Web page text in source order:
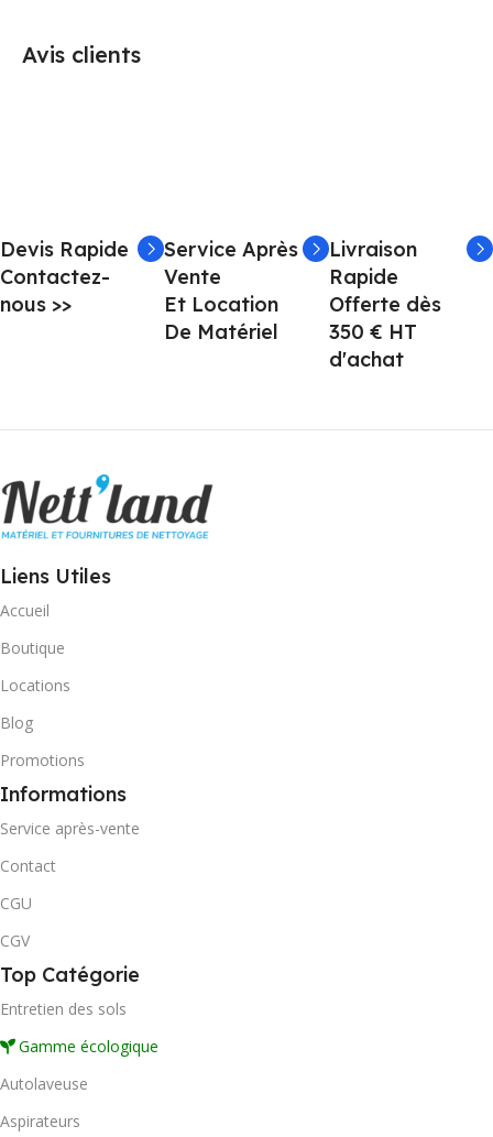
Avis clients
Devis Rapide
Contactez-
nous >>
Service Après
Vente
Et Location
De Matériel
Livraison
Rapide
Offerte dès
350 € HT
d'achat
Liens Utiles
Accueil
Boutique
Locations
Blog
Promotions
Informations
Service après-vente
Contact
CGU
CGV
Top Catégorie
Entretien des sols
Gamme écologique
Autolaveuse
Aspirateurs